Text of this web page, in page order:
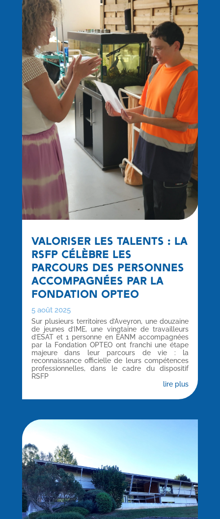
VALORISER LES TALENTS : LA
RSFP CÉLÈBRE LES
PARCOURS DES PERSONNES
ACCOMPAGNÉES PAR LA
FONDATION OPTEO
5 août 2025
Sur plusieurs territoires d’Aveyron, une douzaine
de jeunes d’IME, une vingtaine de travailleurs
d’ESAT et 1 personne en EANM accompagnées
par la Fondation OPTEO ont franchi une étape
majeure dans leur parcours de vie : la
reconnaissance officielle de leurs compétences
professionnelles, dans le cadre du dispositif
RSFP
lire plus